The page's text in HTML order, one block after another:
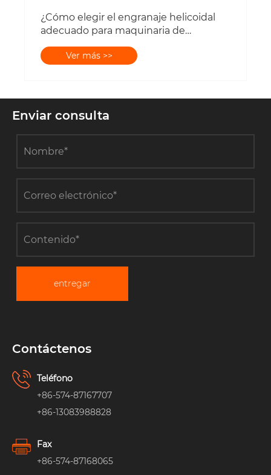
¿Cómo elegir el engranaje helicoidal
adecuado para maquinaria de
precisión?
Ver más >>
Enviar consulta
entregar
Contáctenos
Teléfono
+86-574-87167707
+86-13083988828
Fax
+86-574-87168065